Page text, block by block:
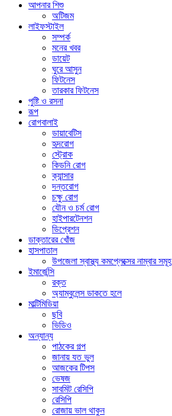
আপনার শিশু
অটিজম
লাইফস্টাইল
সম্পর্ক
মনের খবর
ডায়েট
ঘুরে আসুন
ফিটনেস
তারকার ফিটনেস
পুষ্টি ও রসনা
রূপ
রোগবালাই
ডায়াবেটিস
হৃদরোগ
স্ট্রোক
কিডনি রোগ
ক্যান্সার
দন্তরোগ
চক্ষু রোগ
যৌন ও চর্ম রোগ
হাইপারটেনশন
ডিপ্রেশন
ডাক্তারের খোঁজ
হাসপাতাল
উপজেলা স্বাস্থ্য কমপ্লেক্সের নাম্বার সমূহ
ইমার্জেন্সি
রক্ত
অ্যাম্বুলেন্স ডাকতে হলে
মাল্টিমিডিয়া
ছবি
ভিডিও
অন্যান্য
পাঠকের গল্প
জানায় যত ভুল
আজকের টিপস
ভেষজ
সাবমিট রেসিপি
রেসিপি
রোজায় ভাল থাকুন